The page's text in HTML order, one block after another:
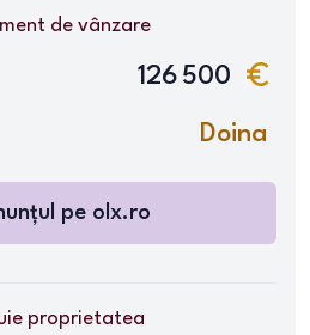
de vânzare
126 500
Doina
pe olx.ro
proprietatea